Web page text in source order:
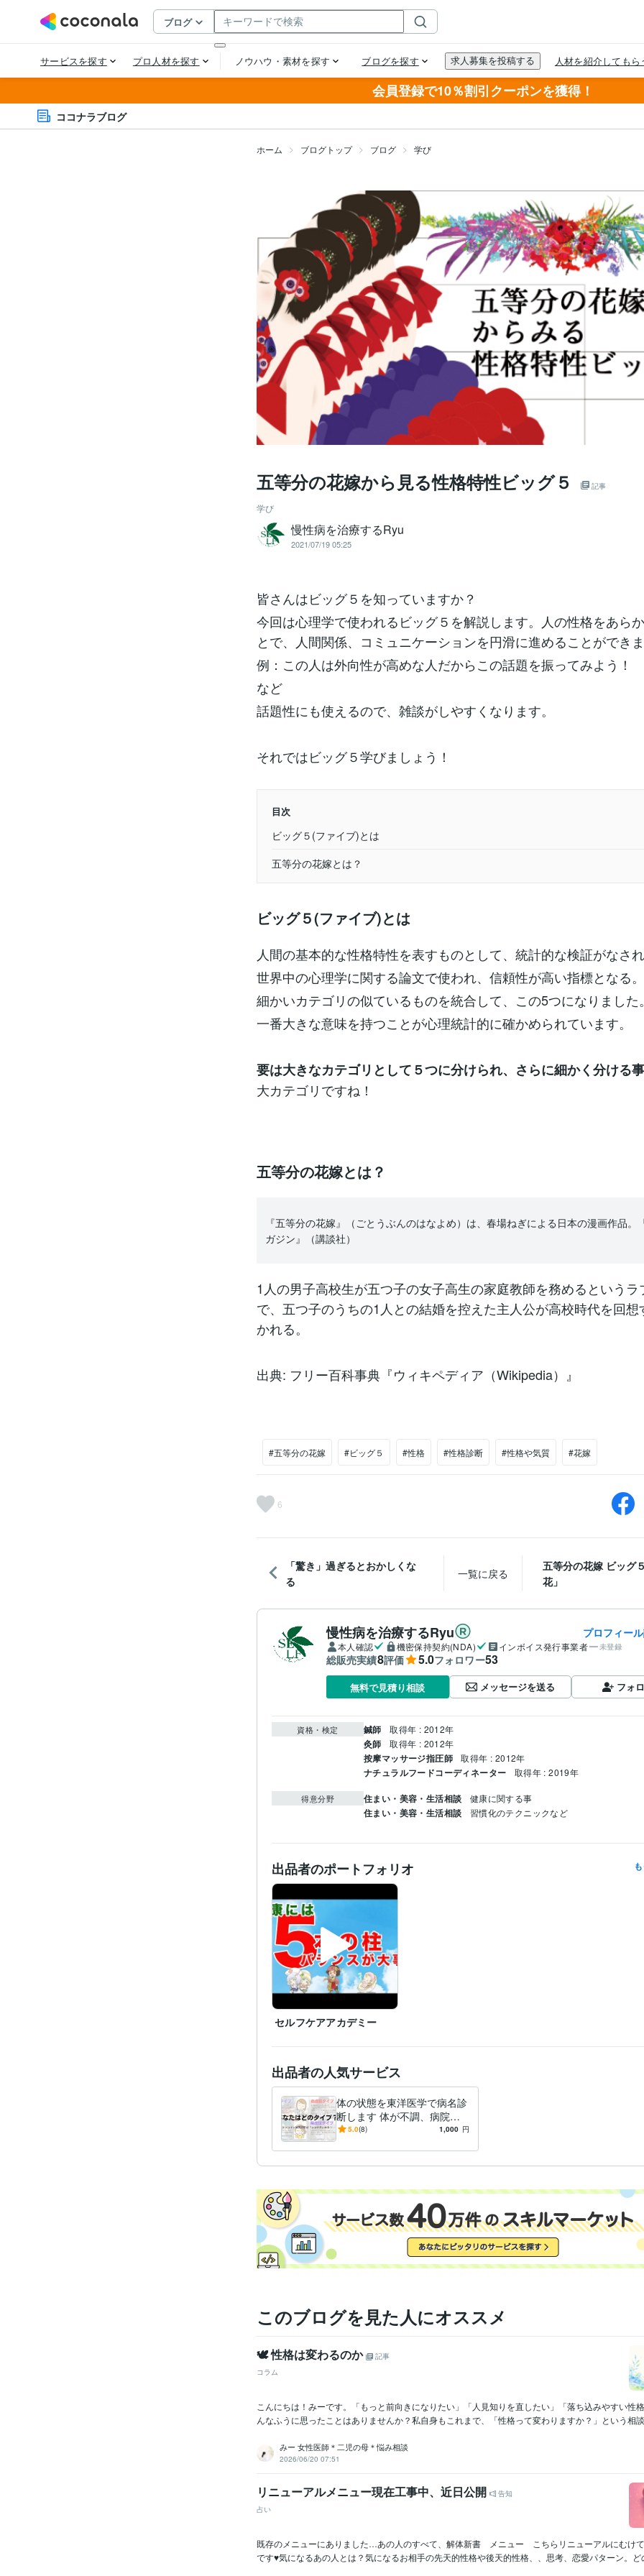
会員登録で10％割引クーポンを獲得！
ココナラブログ
ホーム ブログトップ ブログ 学び
五等分の花嫁から見る性格特性ビッグ５ 記事
学び
慢性病を治療するRyu
2021/07/19 05:25
皆さんはビッグ５を知っていますか？
今回は心理学で使われるビッグ５を解説します。人の性格をあら
とで、人間関係、コミュニケーションを円滑に進めることができま
例：この人は外向性が高めな人だからこの話題を振ってみよう！
など
話題性にも使えるので、雑談がしやすくなります。
それではビッグ５学びましょう！
目次
ビッグ５(ファイブ)とは
五等分の花嫁とは？
ビッグ５(ファイブ)とは
人間の基本的な性格特性を表すものとして、統計的な検証がなされ
世界中の心理学に関する論文で使われ、信頼性が高い指標となる。
細かいカテゴリの似ているものを統合して、この5つになりました。
一番大きな意味を持つことが心理統計的に確かめられています。
要は大きなカテゴリとして５つに分けられ、さらに細かく分ける事
大カテゴリですね！
五等分の花嫁とは？
『五等分の花嫁』（ごとうぶんのはなよめ）は、春場ねぎによる日本の漫画作品。
ガジン』（講談社）
1人の男子高校生が五つ子の女子高生の家庭教師を務めるというラ
で、五つ子のうちの1人との結婚を控えた主人公が高校時代を回想
かれる。
出典: フリー百科事典『ウィキペディア（Wikipedia）』
#五等分の花嫁 #ビッグ５ #性格 #性格診断 #性格や気質 #花嫁
6
「驚き」過ぎるとおかしくな
る
一覧に戻る
五等分の花嫁 ビッ
花」
慢性病を治療するRyu プロフィー
本人確認 機密保持契約(NDA) インボイス発行事業者 未登録
総販売実績8評価 5.0フォロワー53
無料で見積り相談 メッセージを送る フォ
資格・検定 鍼師 取得年 : 2012年
灸師 取得年 : 2012年
按摩マッサージ指圧師 取得年 : 2012年
ナチュラルフードコーディネーター 取得年 : 2019年
得意分野 住まい・美容・生活相談 健康に関する事
住まい・美容・生活相談 習慣化のテクニックなど
出品者のポートフォリオ
セルフケアアカデミー
出品者の人気サービス
体の状態を東洋医学で病名診
断します 体が不調、病院で
「問題ない・薬だけ」と言わ
5.0(8) 1,000 円
このブログを見た人にオススメ
🕊 性格は変わるのか
記事
コラム
こんにちは！みーです。「もっと前向きになりたい」「人見知りを直したい」「落ち込みやすい性
んなふうに思ったことはありませんか？私自身もこれまで、「性格って変わりますか？」という相
みー 女性医師＊二児の母＊悩み相談
2026/06/20 07:51
リニューアルメニュー現在工事中、近日公開
告知
占い
既存のメニューにありました…あの人のすべて、解体新書 メニュー こちらリニューアルにむけ
です♥️気になるあの人とは？気になるお相手の先天的性格や後天的性格、、思考、恋愛パターン。ど